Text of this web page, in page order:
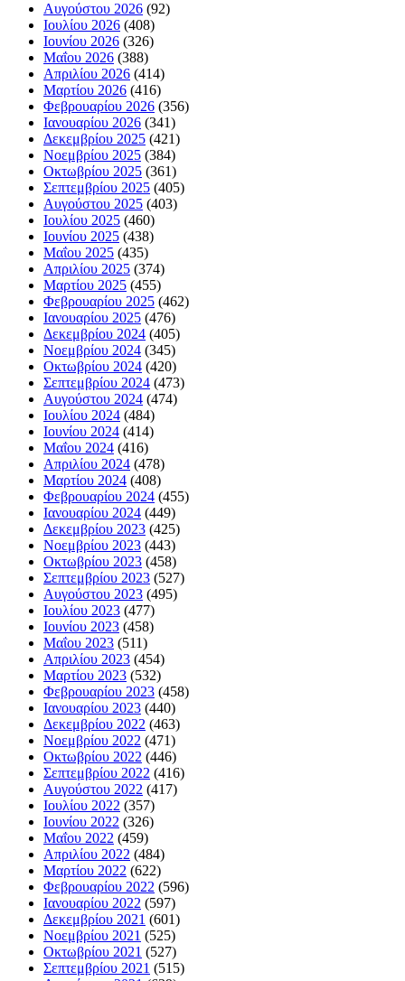
Αυγούστου 2026 (92)
Ιουλίου 2026 (408)
Ιουνίου 2026 (326)
Μαΐου 2026 (388)
Απριλίου 2026 (414)
Μαρτίου 2026 (416)
Φεβρουαρίου 2026 (356)
Ιανουαρίου 2026 (341)
Δεκεμβρίου 2025 (421)
Νοεμβρίου 2025 (384)
Οκτωβρίου 2025 (361)
Σεπτεμβρίου 2025 (405)
Αυγούστου 2025 (403)
Ιουλίου 2025 (460)
Ιουνίου 2025 (438)
Μαΐου 2025 (435)
Απριλίου 2025 (374)
Μαρτίου 2025 (455)
Φεβρουαρίου 2025 (462)
Ιανουαρίου 2025 (476)
Δεκεμβρίου 2024 (405)
Νοεμβρίου 2024 (345)
Οκτωβρίου 2024 (420)
Σεπτεμβρίου 2024 (473)
Αυγούστου 2024 (474)
Ιουλίου 2024 (484)
Ιουνίου 2024 (414)
Μαΐου 2024 (416)
Απριλίου 2024 (478)
Μαρτίου 2024 (408)
Φεβρουαρίου 2024 (455)
Ιανουαρίου 2024 (449)
Δεκεμβρίου 2023 (425)
Νοεμβρίου 2023 (443)
Οκτωβρίου 2023 (458)
Σεπτεμβρίου 2023 (527)
Αυγούστου 2023 (495)
Ιουλίου 2023 (477)
Ιουνίου 2023 (458)
Μαΐου 2023 (511)
Απριλίου 2023 (454)
Μαρτίου 2023 (532)
Φεβρουαρίου 2023 (458)
Ιανουαρίου 2023 (440)
Δεκεμβρίου 2022 (463)
Νοεμβρίου 2022 (471)
Οκτωβρίου 2022 (446)
Σεπτεμβρίου 2022 (416)
Αυγούστου 2022 (417)
Ιουλίου 2022 (357)
Ιουνίου 2022 (326)
Μαΐου 2022 (459)
Απριλίου 2022 (484)
Μαρτίου 2022 (622)
Φεβρουαρίου 2022 (596)
Ιανουαρίου 2022 (597)
Δεκεμβρίου 2021 (601)
Νοεμβρίου 2021 (525)
Οκτωβρίου 2021 (527)
Σεπτεμβρίου 2021 (515)